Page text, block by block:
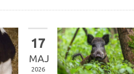
17
MAJ
2026